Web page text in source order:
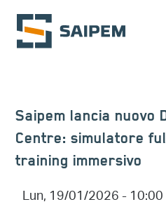
Salta al contenuto principale
Saipem lancia nuovo
Centre: simulatore
training immersivo
Lun, 19/01/2026 - 10:00